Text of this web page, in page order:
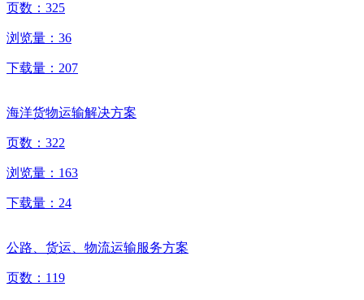
页数： 325
浏览量： 36
下载量： 207
海洋货物运输解决方案
页数： 322
浏览量： 163
下载量： 24
公路、货运、物流运输服务方案
页数： 119